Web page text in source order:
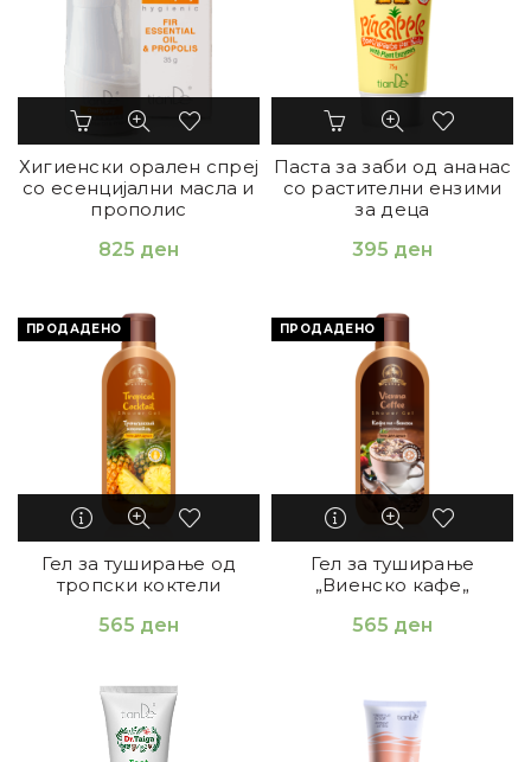
Хигиенски орален спреј
со есенцијални масла и
прополис
825 ден
Паста за заби од ананас
со растителни ензими
за деца
395 ден
ПРОДАДЕНО
Гел за туширање од
тропски коктели
565 ден
ПРОДАДЕНО
Гел за туширање
„Виенско кафе„
565 ден